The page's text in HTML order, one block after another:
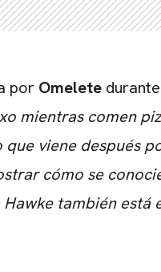
por Omelete
mientras comen
viene después
cómo se
también está